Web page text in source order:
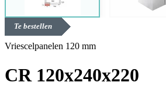
Te bestellen
Vriescelpanelen 120 mm
CR 120x240x220